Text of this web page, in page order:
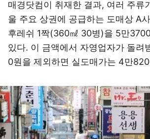
매경닷컴이 취재한 결과, 여러 주류
울 주요 상권에 공급하는 도매상 A
후레쉬 1짝(360㎖ 30병)을 5만
있다. 이 금액에서 자영업자가 돌려
0원을 제외하면 실도매가는 4만